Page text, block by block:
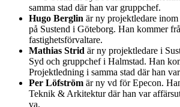
samma stad där han var gruppchef.
Hugo Berglin är ny projektledare
på Sustend i Göteborg. Han kommer
fastighetsförvaltare.
Mathias Strid är ny projektledare i
Syd och gruppchef i Halmstad. Han
Projektledning i samma stad där han
Per Löfström är ny vd för Epecon.
Teknik & Arkitektur där han var
va.